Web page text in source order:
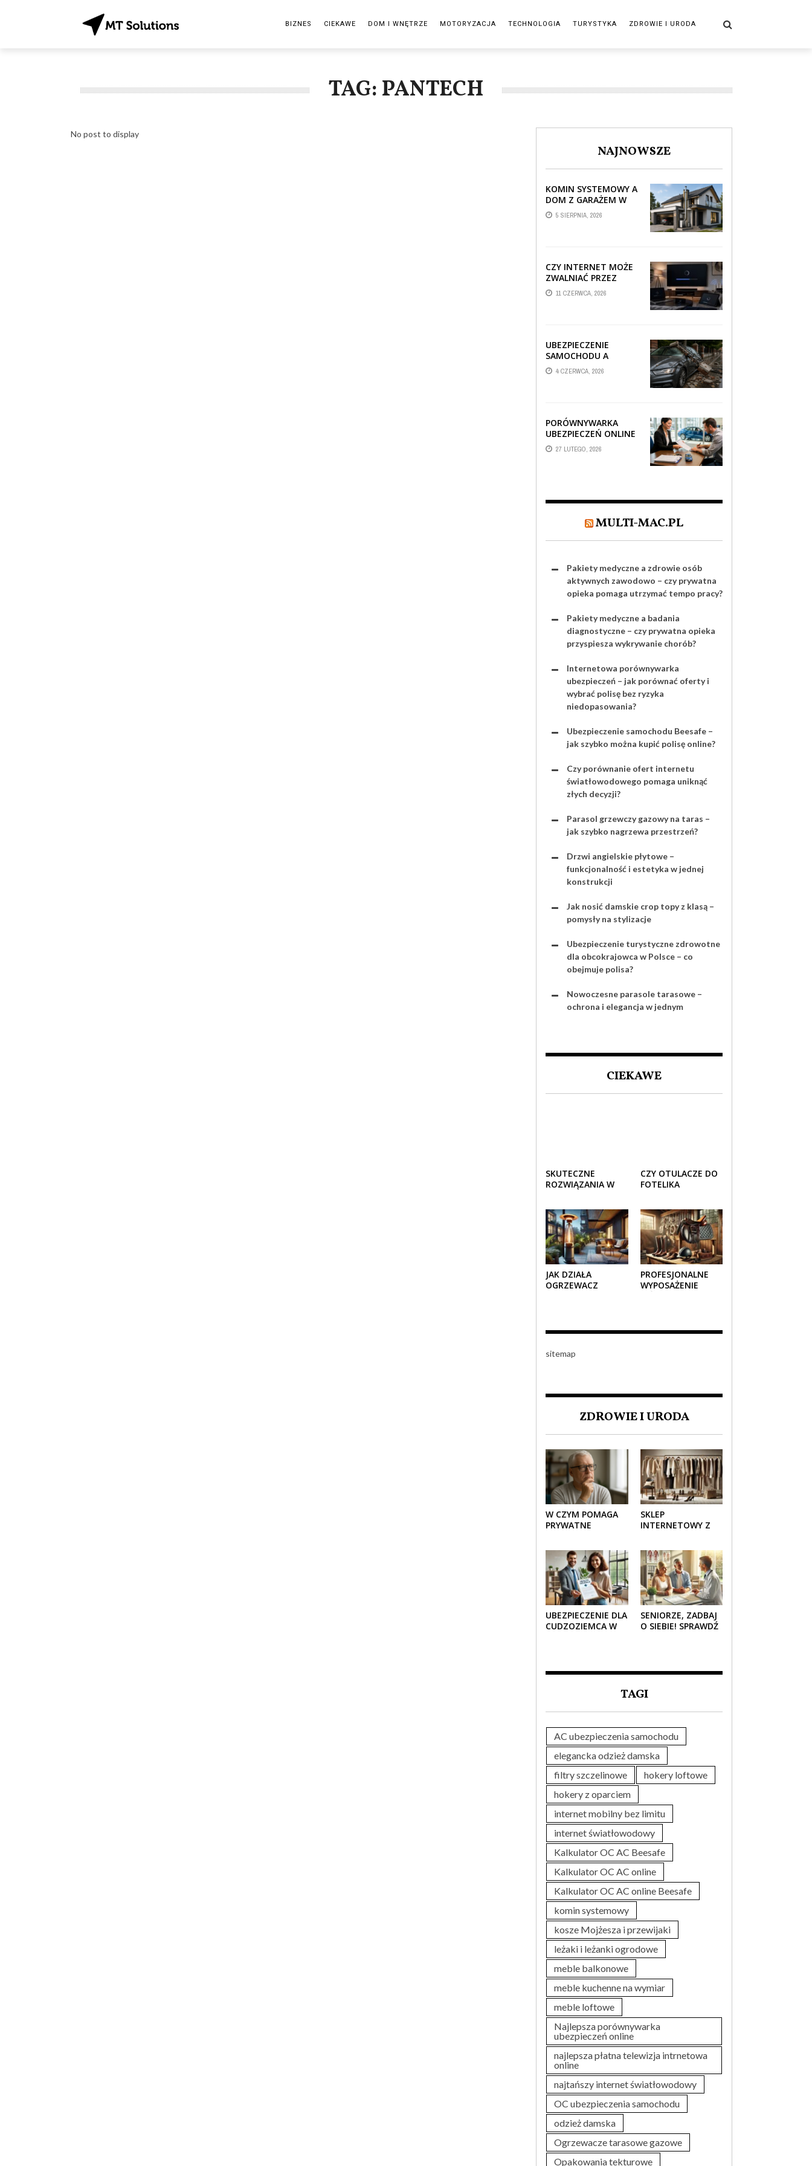
BIZNES CIEKAWE DOM I WNĘTRZE MOTORYZACJA TECHNOLOGIA TURYSTYKA ZDROWIE I URODA
TAG: PANTECH
No post to display
NAJNOWSZE
KOMIN SYSTEMOWY A
DOM Z GARAŻEM W
BRYLE – JAK STREFA
TECHNICZNA WPŁYWA
5 SIERPNIA, 2026
CZY INTERNET MOŻE
ZWALNIAĆ PRZEZ
AUTOMATYCZNE
AKTUALIZACJE
11 CZERWCA, 2026
UBEZPIECZENIE
SAMOCHODU A
SZKODA PO
USZKODZENIU AUTA
4 CZERWCA, 2026
PORÓWNYWARKA
UBEZPIECZEŃ ONLINE
– JAK WYBRAĆ POLISĘ,
KTÓRA REALNIE
27 LUTEGO, 2026
MULTI-MAC.PL
Pakiety medyczne a zdrowie osób
aktywnych zawodowo – czy prywatna
opieka pomaga utrzymać tempo pracy?
Pakiety medyczne a badania
diagnostyczne – czy prywatna opieka
przyspiesza wykrywanie chorób?
Internetowa porównywarka
ubezpieczeń – jak porównać oferty i
wybrać polisę bez ryzyka
niedopasowania?
Ubezpieczenie samochodu Beesafe –
jak szybko można kupić polisę online?
Czy porównanie ofert internetu
światłowodowego pomaga uniknąć
złych decyzji?
Parasol grzewczy gazowy na taras –
jak szybko nagrzewa przestrzeń?
Drzwi angielskie płytowe –
funkcjonalność i estetyka w jednej
konstrukcji
Jak nosić damskie crop topy z klasą –
pomysły na stylizacje
Ubezpieczenie turystyczne zdrowotne
dla obcokrajowca w Polsce – co
obejmuje polisa?
Nowoczesne parasole tarasowe –
ochrona i elegancja w jednym
CIEKAWE
SKUTECZNE
ROZWIĄZANIA W
DREWNIANE I
TEKTUROWE
CZY OTULACZE DO
FOTELIKA
LATEM I ZIMĄ?
JAK DZIAŁA
OGRZEWACZ
PROFESJONALNE
WYPOSAŻENIE
sitemap
ZDROWIE I URODA
W CZYM POMAGA
PRYWATNE
SENIOROM?
SKLEP
INTERNETOWY Z
KLASYKA, SZYK I
NOWOCZESNOŚĆ
UBEZPIECZENIE DLA
CUDZOZIEMCA W
SENIORZE, ZADBAJ
O SIEBIE! SPRAWDŹ
TAGI
AC ubezpieczenia samochodu
elegancka odzież damska
filtry szczelinowe
hokery loftowe
hokery z oparciem
internet mobilny bez limitu
internet światłowodowy
Kalkulator OC AC Beesafe
Kalkulator OC AC online
Kalkulator OC AC online Beesafe
komin systemowy
kosze Mojżesza i przewijaki
leżaki i leżanki ogrodowe
meble balkonowe
meble kuchenne na wymiar
meble loftowe
Najlepsza porównywarka
ubezpieczeń online
najlepsza płatna telewizja intrnetowa
online
najtańszy internet światłowodowy
OC ubezpieczenia samochodu
odzież damska
Ogrzewacze tarasowe gazowe
Opakowania tekturowe